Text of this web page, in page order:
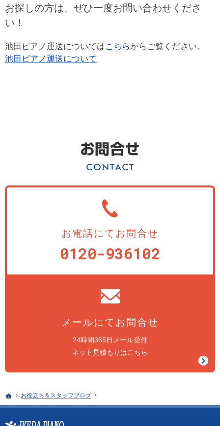
お探しの方は、ぜひ一度お問い合わせくださ
い！
池田ピアノ運送についてはこちらからご覧ください。
池田ピアノ運送について
お電話にてお問合せ
0120-936102
メールにてお問合せ
24時間365日メール受付
ネット見積もりはこちら
ホーム
お役立ち＆スタッフブログ